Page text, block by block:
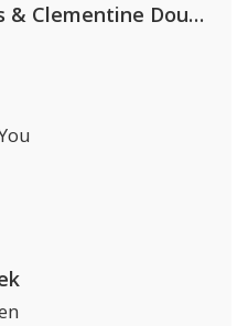
Calvin Harris & Clementine Douglas